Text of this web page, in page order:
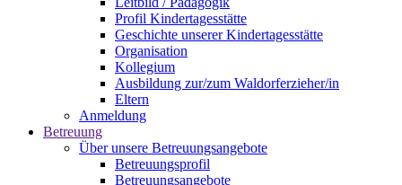
Profil Kindertagesstätte
Geschichte unserer Kindertagesstätte
Organisation
Kollegium
Ausbildung zur/zum Waldorferzieher/in
Eltern
Anmeldung
Betreuung
Über unsere Betreuungsangebote
Betreuungsprofil
Betreuungsangebote